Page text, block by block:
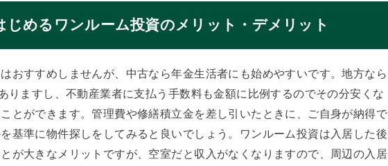
じめるワンルーム投資のメリット・デメリット
おすすめしませんが、中古なら年金生活者にも始めやすいです。地方なら
りますし、不動産業者に支払う手数料も金額に比例するのでその分安くな
とができます。管理費や修繕積立金を差し引いたときに、ご自身が納得で
基準に物件探しをしてみると良いでしょう。ワンルーム投資は入居した後
が大きなメリットですが、空室だと収入がなくなりますので、周辺の入居